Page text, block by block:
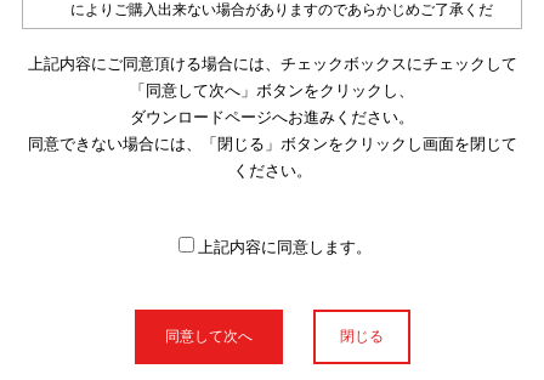
によりご購入出来ない場合がありますのであらかじめご了承くだ
本サイトに公開されている取扱説明書は、製品が発売された時点
のものを掲載しております。従いまして本サイトに掲載されてい
る取扱説明書の記載内容とお客さまがお持ちの製品の仕様がその
後のマイナーチェンジ等で変更になる場合がございます。本サイ
トに公開されている取扱説明書の内容とお手持ちの製品の仕様に
使用上のご注意や安全上のご注意、また測定基準や数値等は取扱
説明書が作成された時点での基準に応じた内容となっております
上記内容にご同意頂ける場合には、チェックボックスにチェックして
「同意して次へ」ボタンをクリックし、
ダウンロードページへお進みください。
同意できない場合には、「閉じる」ボタンをクリックし画面を閉じて
ください。
上記内容に同意します。
閉じる